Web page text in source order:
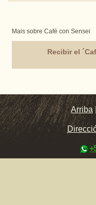
Mais sobre Café con Sensei
Recibir el
Arriba